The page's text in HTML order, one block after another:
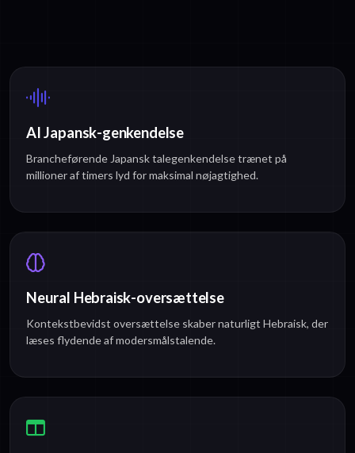
AI Japansk-genkendelse
Brancheførende Japansk talegenkendelse trænet på
millioner af timers lyd for maksimal nøjagtighed.
Neural Hebraisk-oversættelse
Kontekstbevidst oversættelse skaber naturligt Hebraisk, der
læses flydende af modersmålstalende.